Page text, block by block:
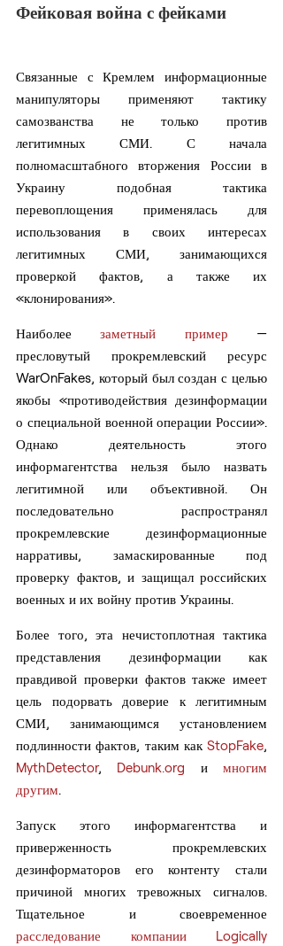
Фейковая война с фейками
Связанные с Кремлем информационные
манипуляторы применяют тактику
самозванства не только против
легитимных СМИ. С начала
полномасштабного вторжения России в
Украину подобная тактика
перевоплощения применялась для
использования в своих интересах
легитимных СМИ, занимающихся
проверкой фактов, а также их
«клонирования».
Наиболее заметный пример —
пресловутый прокремлевский ресурс
WarOnFakes, который был создан с целью
якобы «противодействия дезинформации
о специальной военной операции России».
Однако деятельность этого
информагентства нельзя было назвать
легитимной или объективной. Он
последовательно распространял
прокремлевские дезинформационные
нарративы, замаскированные под
проверку фактов, и защищал российских
военных и их войну против Украины.
Более того, эта нечистоплотная тактика
представления дезинформации как
правдивой проверки фактов также имеет
цель подорвать доверие к легитимным
СМИ, занимающимся установлением
подлинности фактов, таким как StopFake
MythDetector, Debunk.org и многим
другим.
Запуск этого информагентства и
приверженность прокремлевских
дезинформаторов его контенту стали
причиной многих тревожных сигналов.
расследование компании Logically